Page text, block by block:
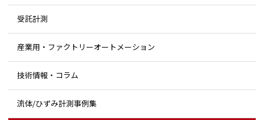
受託計測
産業用・ファクトリーオートメーション
技術情報・コラム
流体/ひずみ計測事例集